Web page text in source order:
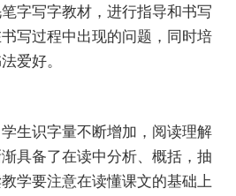
字写字教材，进行指导和书写
写过程中出现的问题，同时培
爱好。
识字量不断增加，阅读理解
具备了在读中分析、概括，抽
学要注意在读懂课文的基础上